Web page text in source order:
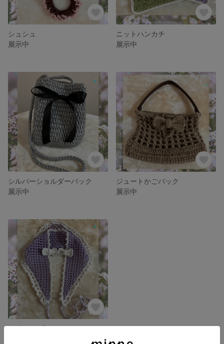
シュシュ
展示中
ニットハンカチ
展示中
シルバーショルダーバック
展示中
ジュートかごバック
展示中
リボン バブーシュカ